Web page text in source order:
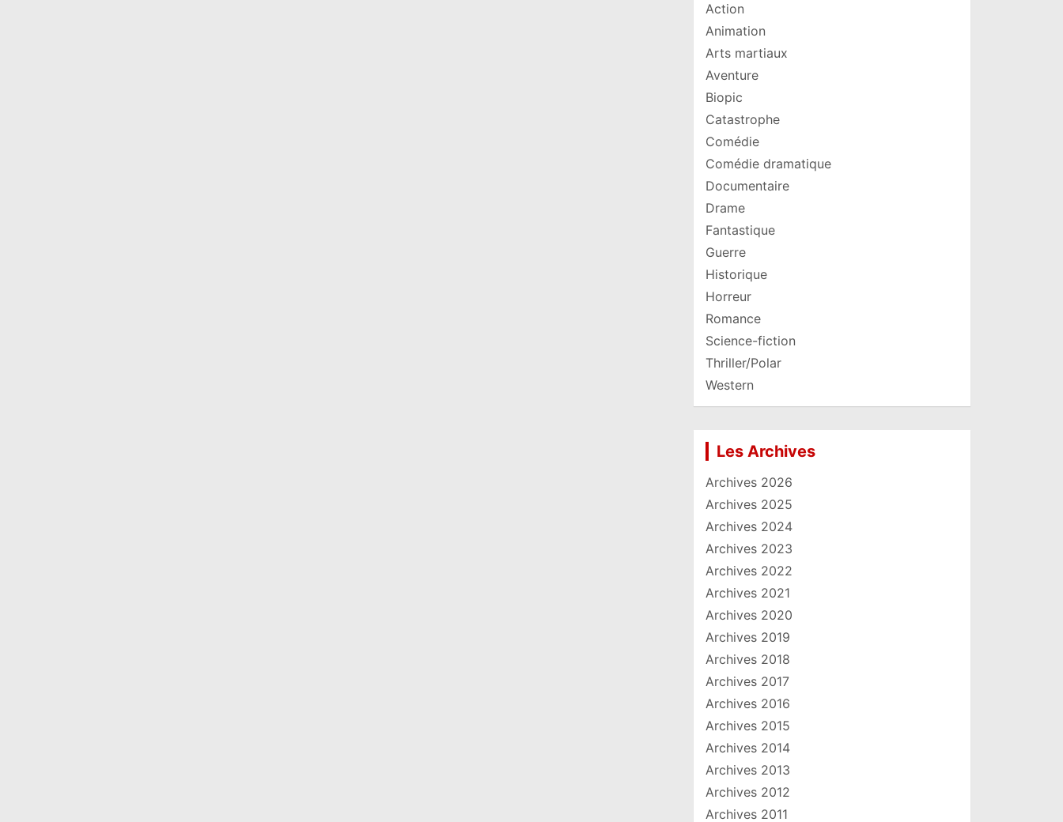
Action
Animation
Arts martiaux
Aventure
Biopic
Catastrophe
Comédie
Comédie dramatique
Documentaire
Drame
Fantastique
Guerre
Historique
Horreur
Romance
Science-fiction
Thriller/Polar
Western
Les Archives
Archives 2026
Archives 2025
Archives 2024
Archives 2023
Archives 2022
Archives 2021
Archives 2020
Archives 2019
Archives 2018
Archives 2017
Archives 2016
Archives 2015
Archives 2014
Archives 2013
Archives 2012
Archives 2011